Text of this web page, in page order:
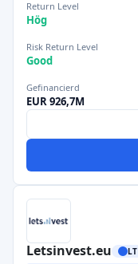
Return Level
Hög
Risk Return Level
Good
Gefinancierd
EUR 926,7M
Letsinvest.eu LT